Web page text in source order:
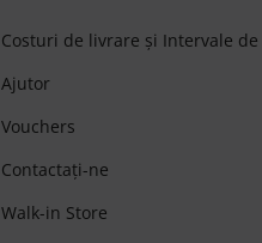
Costuri de livrare şi Intervale
Ajutor
Vouchers
Contactaţi-ne
Walk-in Store